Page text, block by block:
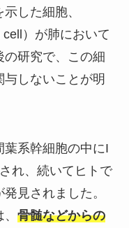
した細胞、
cell）が肺において
研究で、この細
しないことが明
葉系幹細胞の中にI
れ、続いてヒトで
見されました。
骨髄などからの